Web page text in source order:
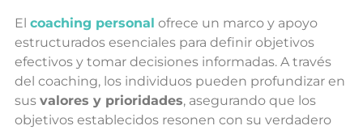
El coaching personal ofrece un marco y apoyo
estructurados esenciales para definir objetivos
efectivos y tomar decisiones informadas. A través
del coaching, los individuos pueden profundizar en
sus valores y prioridades, asegurando que los
objetivos establecidos resonen con su verdadero